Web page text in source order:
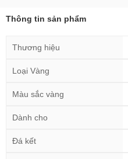
Thông tin sản phẩm
Thương hiệu
Loại Vàng
Màu sắc vàng
Dành cho
Đá kết